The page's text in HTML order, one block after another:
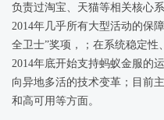
负责过淘宝、天猫等相关核心
2014年几乎所有大型活动的保
全卫士”奖项，；在系统稳定性
2014年底开始支持蚂蚁金服的
向异地多活的技术变革；目前
和高可用等方面。